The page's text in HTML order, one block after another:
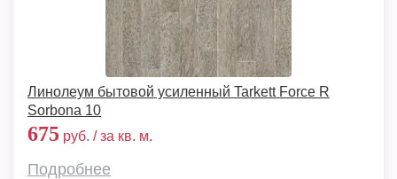
Линолеум бытовой усиленный Tarkett Force R
Sorbona 10
675 руб. / за кв. м.
Подробнее